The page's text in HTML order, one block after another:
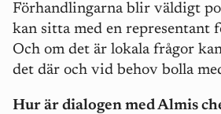
Förhandlingarna blir väldigt
kan sitta med en representant
Och om det är lokala frågor
det där och vid behov bolla
Hur är dialogen med Almis